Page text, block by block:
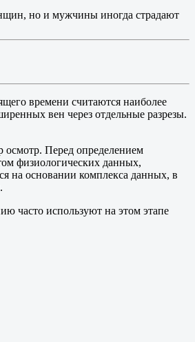
но и мужчины иногда страдают
времени считаются наиболее
вен через отдельные разрезы.
осмотр. Перед определением
физиологических данных,
на основании комплекса данных, в
часто используют на этом этапе